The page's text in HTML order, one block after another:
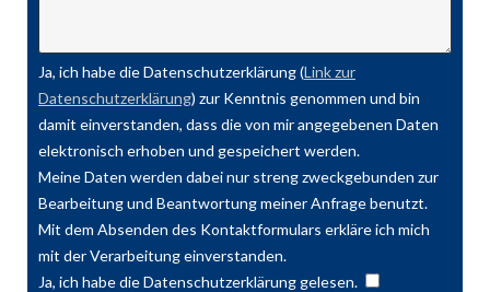
Ja, ich habe die Datenschutzerklärung (Link zur
Datenschutzerklärung) zur Kenntnis genommen und bin
damit einverstanden, dass die von mir angegebenen Daten
elektronisch erhoben und gespeichert werden.
Meine Daten werden dabei nur streng zweckgebunden zur
Bearbeitung und Beantwortung meiner Anfrage benutzt.
Mit dem Absenden des Kontaktformulars erkläre ich mich
mit der Verarbeitung einverstanden.
Ja, ich habe die Datenschutzerklärung gelesen.